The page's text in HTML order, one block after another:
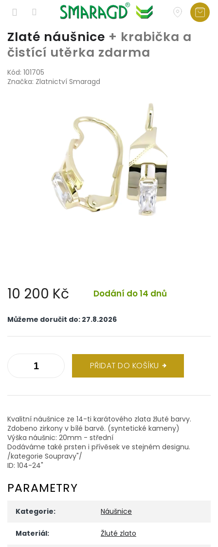
Přejít
na
obsah
Zlaté náušnice + krabička a
čistící utěrka zdarma
Kód: 101705
Značka: Zlatnictví Smaragd
10 200 Kč Dodání do 14 dnů
cena:
Můžeme doručit do: 27.8.2026
PŘIDAT DO KOŠÍKU
Kvalitní náušnice ze 14-ti karátového zlata žluté barvy.
Zdobeno zirkony v bílé barvě. (syntetické kameny)
Výška náušnic: 20mm - střední
Dodáváme také prsten i přívěsek ve stejném designu.
/kategorie Soupravy"/
ID: 104-24"
PARAMETRY
Kategorie: Náušnice
Materiál: Žluté zlato